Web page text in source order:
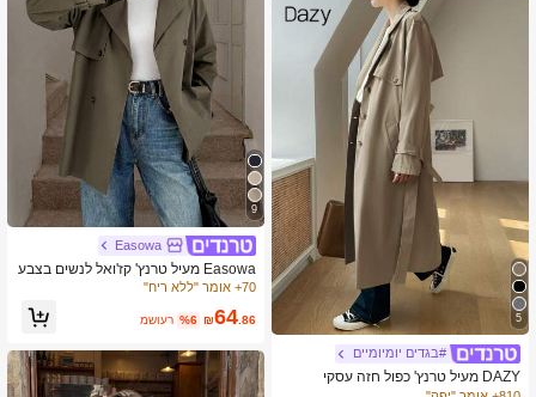
5
#בגדים יומיומיים
DAZY מעיל טרנץ' כפול חזה עסקי
9
Easowa
Easowa מעיל טרנץ' קז'ואל לנשים בצבע
חלק עם צוואון רבט, שרוול ארוך וכפתורים
70+ אומר "ללא ריח"
₪64.86
%6 משוער